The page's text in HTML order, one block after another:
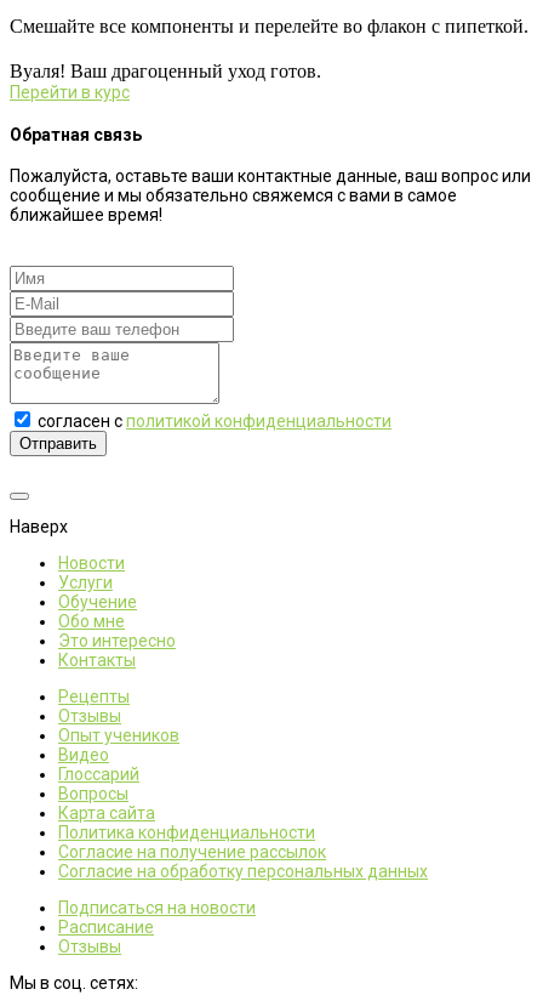
Смешайте все компоненты и перелейте во флакон с пипеткой.
Вуаля! Ваш драгоценный уход готов.
Перейти в курс
Обратная связь
Пожалуйста, оставьте ваши контактные данные, ваш вопрос или
сообщение и мы обязательно свяжемся с вами в самое
ближайшее время!
согласен сполитикой конфиденциальности
Отправить
Наверх
Новости
Услуги
Обучение
Обо мне
Это интересно
Контакты
Рецепты
Отзывы
Опыт учеников
Видео
Глоссарий
Вопросы
Карта сайта
Политика конфиденциальности
Согласие на получение рассылок
Согласие на обработку персональных данных
Подписаться на новости
Расписание
Отзывы
Мы в соц. сетях: